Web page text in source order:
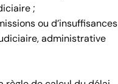
;
ou d’insuffisances
administrative